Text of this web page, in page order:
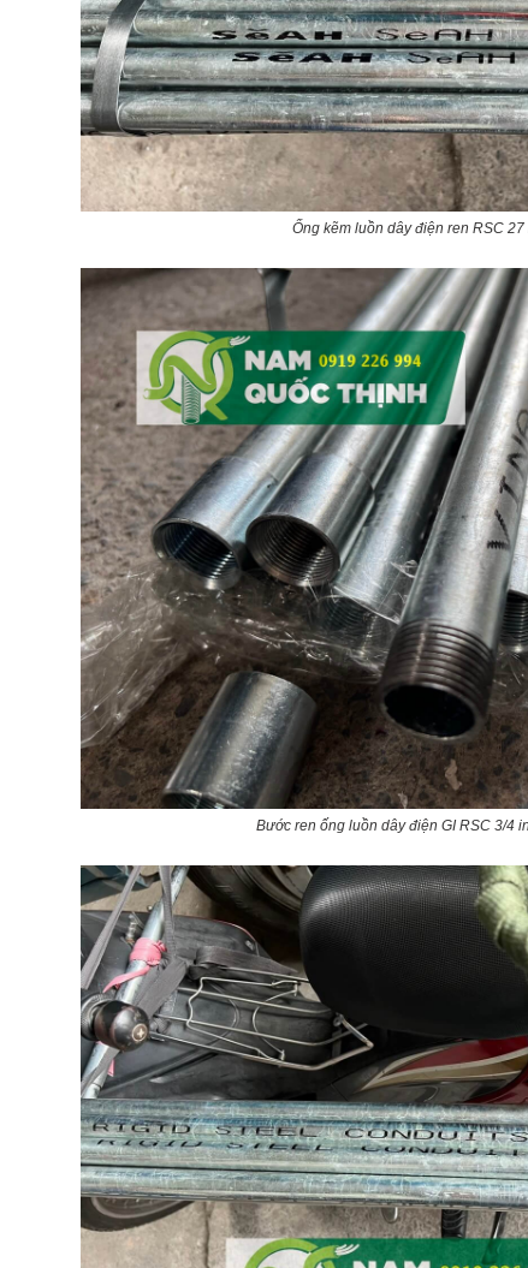
Ống kẽm luồn dây điện ren RSC 27
Bước ren ống luồn dây điện GI RSC 3/4